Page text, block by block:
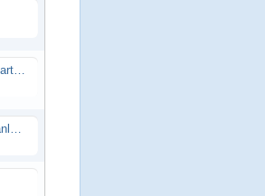
Smartech Buggy SMT-UNO 28ccm startet nicht
Lrp flow works team lässt sich nicht anlernen